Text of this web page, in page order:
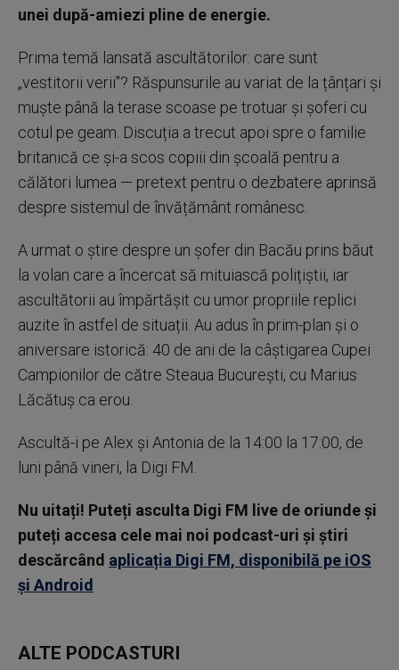
unei după-amiezi pline de energie.
Prima temă lansată ascultătorilor: care sunt
„vestitorii verii"? Răspunsurile au variat de la țânțari și
muște până la terase scoase pe trotuar și șoferi cu
cotul pe geam. Discuția a trecut apoi spre o familie
britanică ce și-a scos copiii din școală pentru a
călători lumea — pretext pentru o dezbatere aprinsă
despre sistemul de învățământ românesc.
A urmat o știre despre un șofer din Bacău prins băut
la volan care a încercat să mituiască polițiștii, iar
ascultătorii au împărtășit cu umor propriile replici
auzite în astfel de situații. Au adus în prim-plan și o
aniversare istorică: 40 de ani de la câștigarea Cupei
Campionilor de către Steaua București, cu Marius
Lăcătuș ca erou.
Ascultă-i pe Alex și Antonia de la 14:00 la 17:00, de
luni până vineri, la Digi FM.
Nu uitați! Puteți asculta Digi FM live de oriunde și
puteți accesa cele mai noi podcast-uri și știri
descărcând aplicația Digi FM, disponibilă pe iOS
și Android
ALTE PODCASTURI